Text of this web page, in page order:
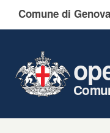
Comune di Genova